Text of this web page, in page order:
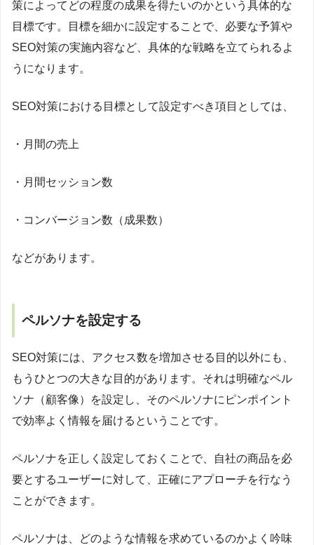
策によってどの程度の成果を得たいのかという具体的な
目標です。目標を細かに設定することで、必要な予算や
SEO対策の実施内容など、具体的な戦略を立てられるよ
うになります。
SEO対策における目標として設定すべき項目としては、
・月間の売上
・月間セッション数
・コンバージョン数（成果数）
などがあります。
ペルソナを設定する
SEO対策には、アクセス数を増加させる目的以外にも、
もうひとつの大きな目的があります。それは明確なペル
ソナ（顧客像）を設定し、そのペルソナにピンポイント
で効率よく情報を届けるということです。
ペルソナを正しく設定しておくことで、自社の商品を必
要とするユーザーに対して、正確にアプローチを行なう
ことができます。
ペルソナは、どのような情報を求めているのかよく吟味